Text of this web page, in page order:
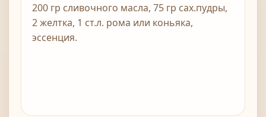
200 гр сливочного масла, 75 гр сах.пудры,
2 желтка, 1 ст.л. рома или коньяка,
эссенция.